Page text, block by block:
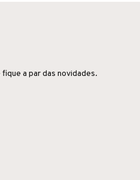
a par das novidades.